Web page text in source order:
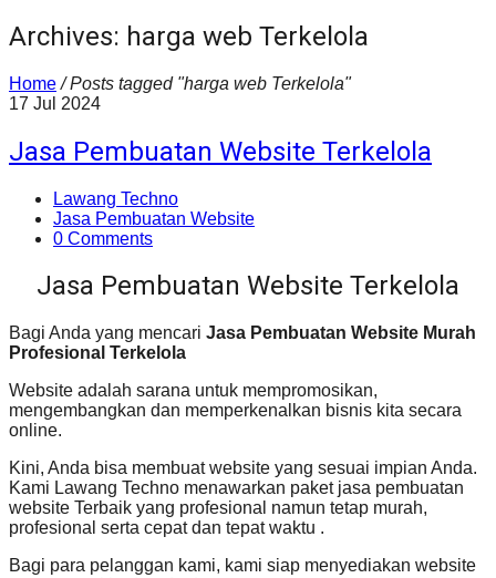
Archives: harga web Terkelola
Home / Posts tagged "harga web Terkelola"
17 Jul 2024
Jasa Pembuatan Website Terkelola
Lawang Techno
Jasa Pembuatan Website
0 Comments
Jasa Pembuatan Website Terkelola
Bagi Anda yang mencari Jasa Pembuatan Website Murah
Profesional Terkelola
Website adalah sarana untuk mempromosikan,
mengembangkan dan memperkenalkan bisnis kita secara
online.
Kini, Anda bisa membuat website yang sesuai impian Anda.
Kami Lawang Techno menawarkan paket jasa pembuatan
website Terbaik yang profesional namun tetap murah,
profesional serta cepat dan tepat waktu .
Bagi para pelanggan kami, kami siap menyediakan website